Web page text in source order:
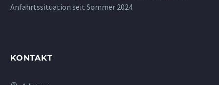
Anfahrtssituation seit Sommer 2024
KONTAKT